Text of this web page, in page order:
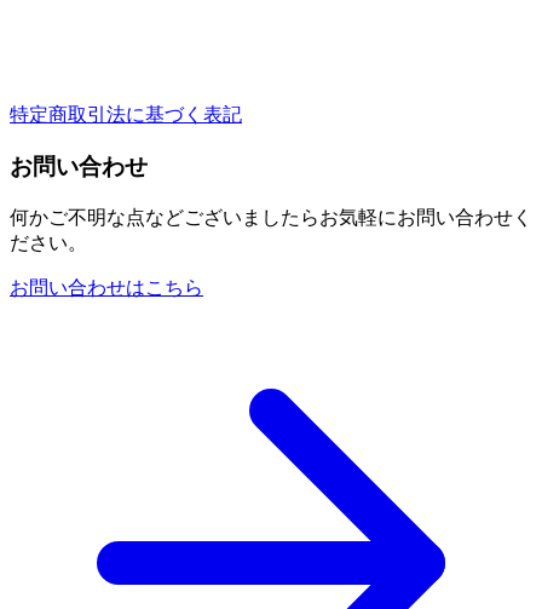
特定商取引法に基づく表記
お問い合わせ
何かご不明な点などございましたらお気軽にお問い合わせく
ださい。
お問い合わせはこちら